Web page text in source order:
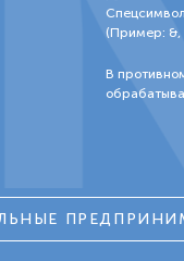
(Пример: &,
В